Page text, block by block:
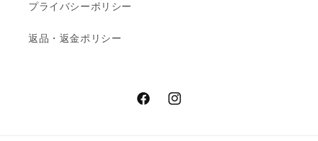
プライバシーポリシー
返品・返金ポリシー
FacebookInstagram